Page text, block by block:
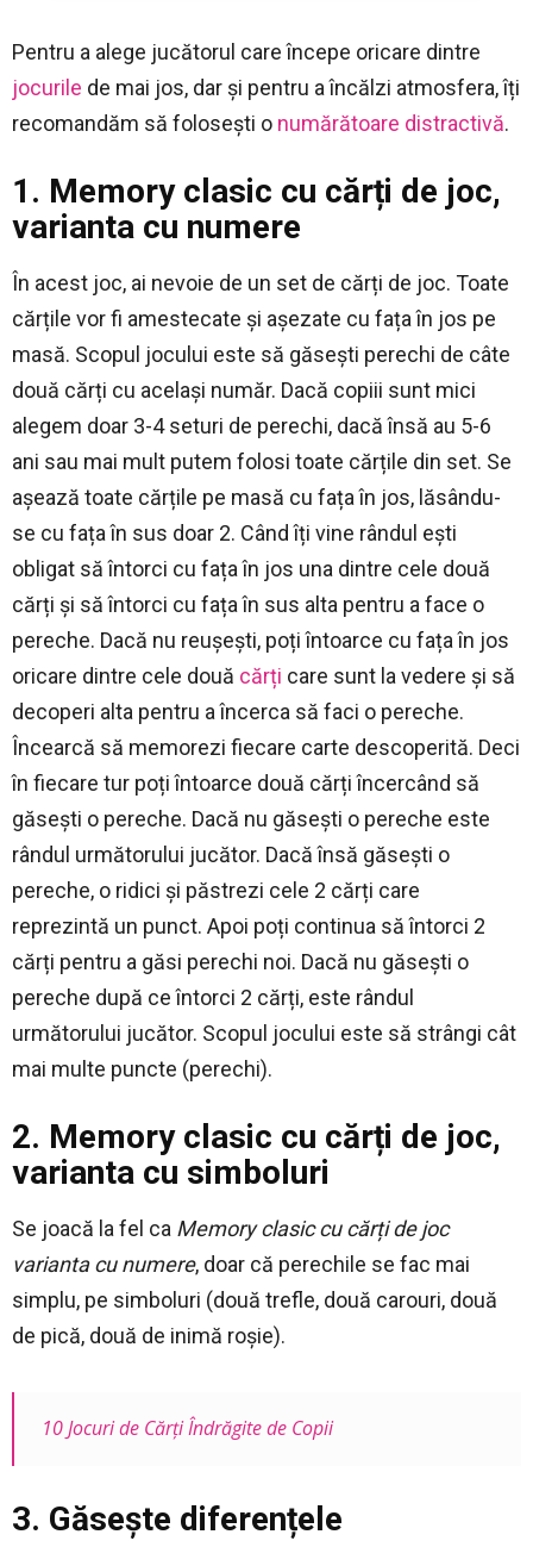
Pentru a alege jucătorul care începe oricare dintre
jocurile de mai jos, dar și pentru a încălzi atmosfera, îți
recomandăm să folosești o numărătoare distractivă.
1. Memory clasic cu cărți de joc,
varianta cu numere
În acest joc, ai nevoie de un set de cărți de joc. Toate
cărțile vor fi amestecate și așezate cu fața în jos pe
masă. Scopul jocului este să găsești perechi de câte
două cărți cu același număr. Dacă copiii sunt mici
alegem doar 3-4 seturi de perechi, dacă însă au 5-6
ani sau mai mult putem folosi toate cărțile din set. Se
așează toate cărțile pe masă cu fața în jos, lăsându-
se cu fața în sus doar 2. Când îți vine rândul ești
obligat să întorci cu fața în jos una dintre cele două
cărți și să întorci cu fața în sus alta pentru a face o
pereche. Dacă nu reușești, poți întoarce cu fața în jos
oricare dintre cele două cărți care sunt la vedere și să
decoperi alta pentru a încerca să faci o pereche.
Încearcă să memorezi fiecare carte descoperită. Deci
în fiecare tur poți întoarce două cărți încercând să
găsești o pereche. Dacă nu găsești o pereche este
rândul următorului jucător. Dacă însă găsești o
pereche, o ridici și păstrezi cele 2 cărți care
reprezintă un punct. Apoi poți continua să întorci 2
cărți pentru a găsi perechi noi. Dacă nu găsești o
pereche după ce întorci 2 cărți, este rândul
următorului jucător. Scopul jocului este să strângi cât
mai multe puncte (perechi).
2. Memory clasic cu cărți de joc,
varianta cu simboluri
Se joacă la fel ca Memory clasic cu cărți de joc
varianta cu numere, doar că perechile se fac mai
simplu, pe simboluri (două trefle, două carouri, două
de pică, două de inimă roșie).
10 Jocuri de Cărţi Îndrăgite de Copii
3. Găsește diferențele